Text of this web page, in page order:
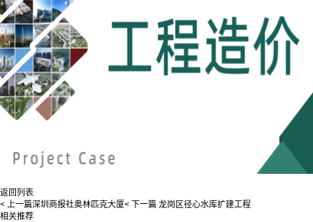
返回列表
< 上一篇深圳商报社奥林匹克大厦< 下一篇 龙岗区径心水库扩建工程
相关推荐